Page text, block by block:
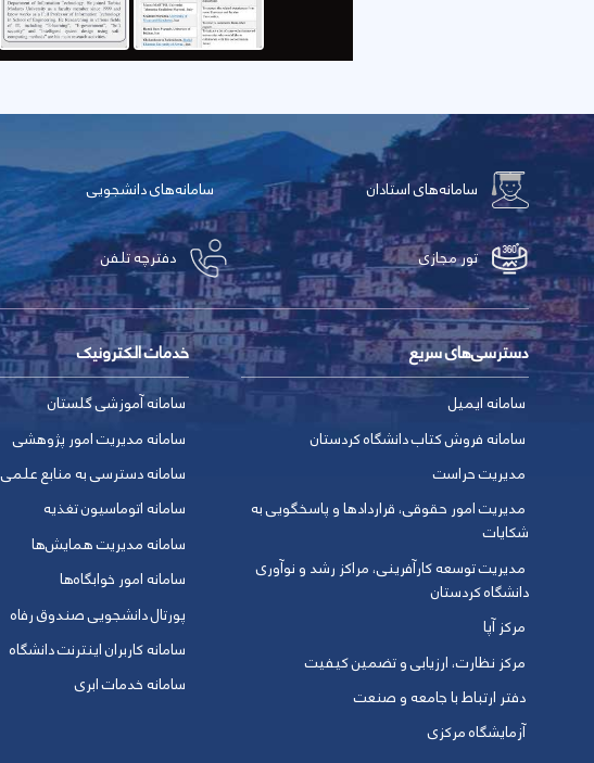
سامانه‌های استادان سامانه‌های دانشجویی
تور مجازی دفترچه تلفن
دسترسی‌های سریع
سامانه ایمیل
سامانه فروش کتاب دانشگاه کردستان
مدیریت حراست
مدیریت امور حقوقی، قراردادها و پاسخگویی به
شکایات
مدیریت توسعه کارآفرینی، مراکز رشد و نوآوری
دانشگاه کردستان
مرکز آپا
مرکز نظارت، ارزیابی و تضمین کیفیت
دفتر ارتباط با جامعه و صنعت
آزمایشگاه مرکزی
خدمات الکترونیک
سامانه آموزشی گلستان
سامانه مدیریت امور پژوهشی
سامانه دسترسی به منابع علمی
سامانه اتوماسیون تغذیه
سامانه مدیریت همایش‌ها
سامانه امور خوابگاه‌ها
پورتال دانشجویی صندوق رفاه
سامانه کاربران اینترنت دانشگاه
سامانه خدمات ابری